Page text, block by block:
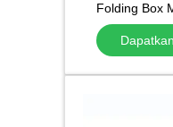
Folding Box
Otomatis
Kosmetik